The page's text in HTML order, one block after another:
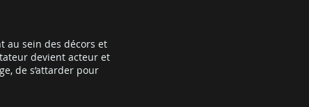
au sein des décors et
devient acteur et
de s’attarder pour